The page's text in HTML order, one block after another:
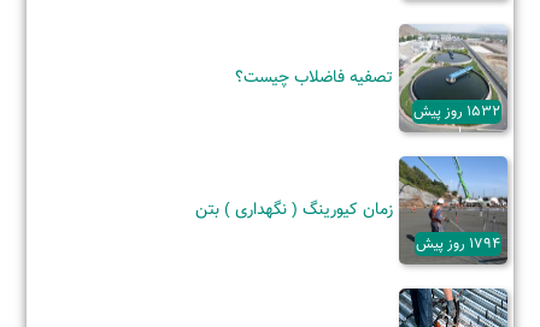
1532 روز پیش
تصفیه فاضلاب چیست؟
1794 روز پیش
زمان کیورینگ ( نگهداری ) بتن